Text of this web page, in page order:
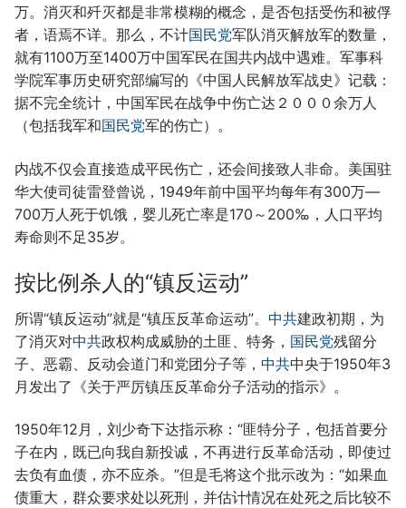
万。消灭和歼灭都是非常模糊的概念，是否包括受伤和被俘
者，语焉不详。那么，不计国民党军队消灭解放军的数量，
就有1100万至1400万中国军民在国共内战中遇难。军事科
学院军事历史研究部编写的《中国人民解放军战史》记载：
据不完全统计，中国军民在战争中伤亡达２０００余万人
（包括我军和国民党军的伤亡）。
内战不仅会直接造成平民伤亡，还会间接致人非命。美国驻
华大使司徒雷登曾说，1949年前中国平均每年有300万—
700万人死于饥饿，婴儿死亡率是170～200‰，人口平均
寿命则不足35岁。
按比例杀人的“镇反运动”
所谓“镇反运动”就是“镇压反革命运动”。 中共建政初期，为
了消灭对中共政权构成威胁的土匪、特务， 国民党残留分
子、恶霸、反动会道门和党团分子等， 中共中央于1950年3
月发出了《关于严厉镇压反革命分子活动的指示》。
1950年12月，刘少奇下达指示称：“匪特分子，包括首要分
子在内，既已向我自新投诚，不再进行反革命活动，即使过
去负有血债，亦不应杀。”但是毛将这个批示改为：“如果血
债重大，群众要求处以死刑，并估计情况在处死之后比较不